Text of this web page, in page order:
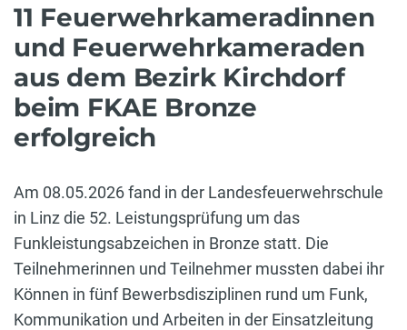
11 Feuerwehrkameradinnen
und Feuerwehrkameraden
aus dem Bezirk Kirchdorf
beim FKAE Bronze
erfolgreich
Am 08.05.2026 fand in der Landesfeuerwehrschule
in Linz die 52. Leistungsprüfung um das
Funkleistungsabzeichen in Bronze statt. Die
Teilnehmerinnen und Teilnehmer mussten dabei ihr
Können in fünf Bewerbsdisziplinen rund um Funk,
Kommunikation und Arbeiten in der Einsatzleitung